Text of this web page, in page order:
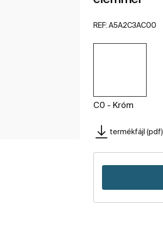
REF: A5A2C3AC00
C0 - Króm
termékfájl (pdf)